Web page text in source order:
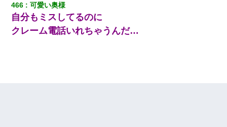
我が家のガレージに見知らぬ車。俺「もしもし、玄関にもシャッ
ターリモコンあるだろ？DOWNのボタン押してｗ」→ 待つこと１
時間弱・・・
466 可愛い奥様
自分もミスしてるのに
クレーム電話いれちゃうんだ…